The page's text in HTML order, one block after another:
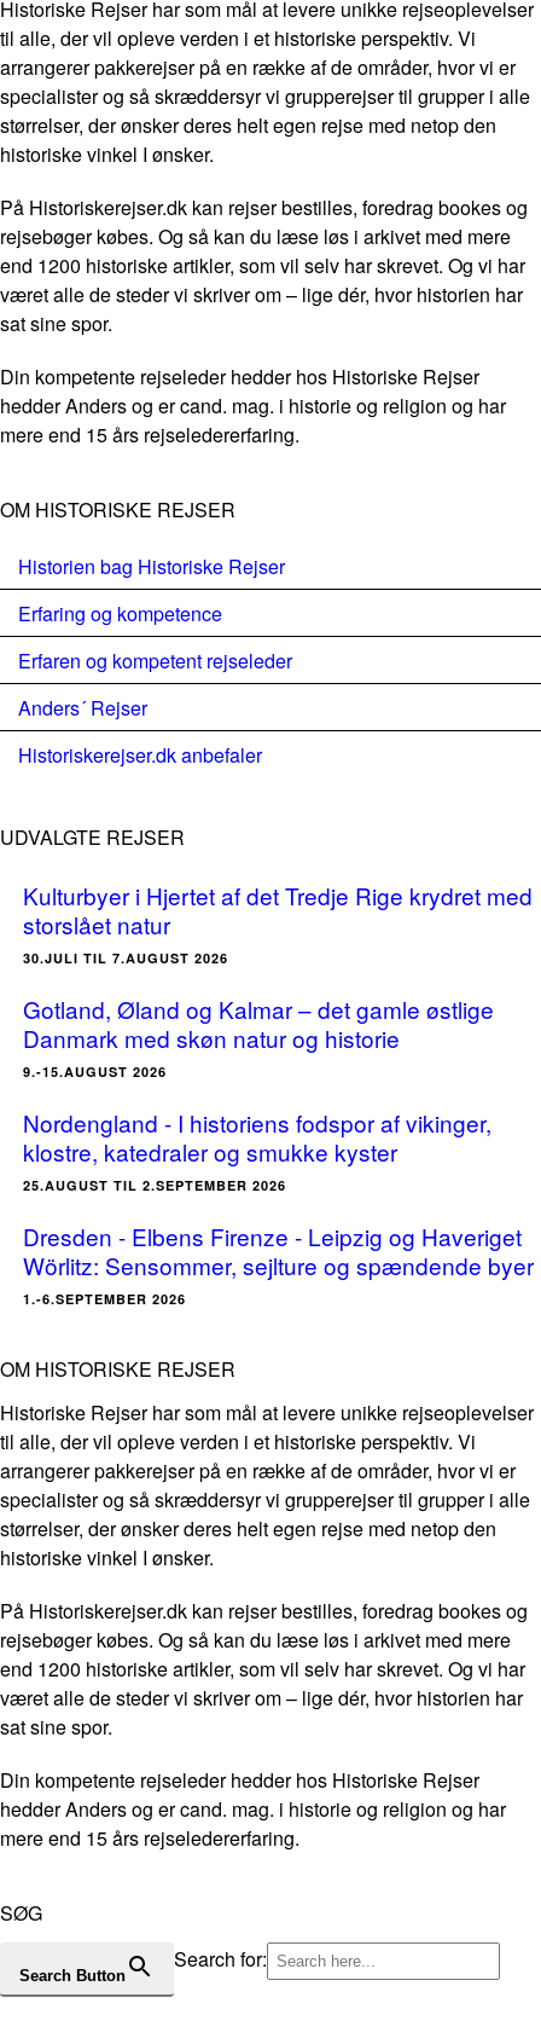
Historiske Rejser har som mål at levere unikke rejseoplevelser
til alle, der vil opleve verden i et historiske perspektiv. Vi
arrangerer pakkerejser på en række af de områder, hvor vi er
specialister og så skræddersyr vi grupperejser til grupper i alle
størrelser, der ønsker deres helt egen rejse med netop den
historiske vinkel I ønsker.
På Historiskerejser.dk kan rejser bestilles, foredrag bookes og
rejsebøger købes. Og så kan du læse løs i arkivet med mere
end 1200 historiske artikler, som vil selv har skrevet. Og vi har
været alle de steder vi skriver om – lige dér, hvor historien har
sat sine spor.
Din kompetente rejseleder hedder hos Historiske Rejser
hedder Anders og er cand. mag. i historie og religion og har
mere end 15 års rejseledererfaring.
OM HISTORISKE REJSER
Historien bag Historiske Rejser
Erfaring og kompetence
Erfaren og kompetent rejseleder
Anders´ Rejser
Historiskerejser.dk anbefaler
UDVALGTE REJSER
Kulturbyer i Hjertet af det Tredje Rige krydret med
storslået natur
30.JULI TIL 7.AUGUST 2026
Gotland, Øland og Kalmar – det gamle østlige
Danmark med skøn natur og historie
9.-15.AUGUST 2026
Nordengland - I historiens fodspor af vikinger,
klostre, katedraler og smukke kyster
25.AUGUST TIL 2.SEPTEMBER 2026
Dresden - Elbens Firenze - Leipzig og Haveriget
Wörlitz: Sensommer, sejlture og spændende byer
1.-6.SEPTEMBER 2026
OM HISTORISKE REJSER
Historiske Rejser har som mål at levere unikke rejseoplevelser
til alle, der vil opleve verden i et historiske perspektiv. Vi
arrangerer pakkerejser på en række af de områder, hvor vi er
specialister og så skræddersyr vi grupperejser til grupper i alle
størrelser, der ønsker deres helt egen rejse med netop den
historiske vinkel I ønsker.
På Historiskerejser.dk kan rejser bestilles, foredrag bookes og
rejsebøger købes. Og så kan du læse løs i arkivet med mere
end 1200 historiske artikler, som vil selv har skrevet. Og vi har
været alle de steder vi skriver om – lige dér, hvor historien har
sat sine spor.
Din kompetente rejseleder hedder hos Historiske Rejser
hedder Anders og er cand. mag. i historie og religion og har
mere end 15 års rejseledererfaring.
SØG
Search for:
Search Button